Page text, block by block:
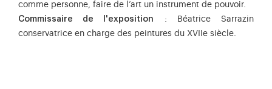
comme personne, faire de l’art un instrument de pouvoir.
Commissaire de l'exposition
: Béatrice Sarrazin
conservatrice en charge des peintures du XVIIe siècle.